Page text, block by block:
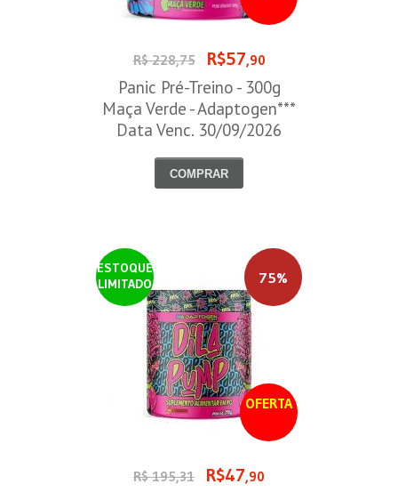
R$ 228,75 R$57,90
Panic Pré-Treino - 300g
Maça Verde - Adaptogen***
Data Venc. 30/09/2026
COMPRAR
ESTOQUE
LIMITADO
OFERTA
75%
R$ 195,31 R$47,90